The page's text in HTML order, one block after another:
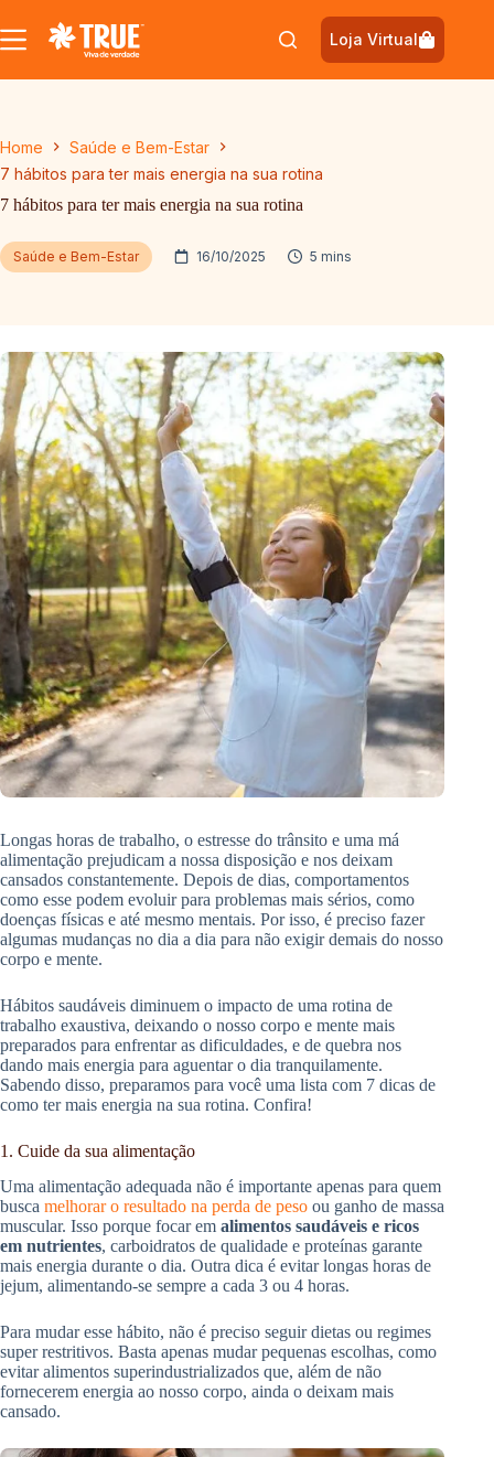
para
o
Loja Virtual
Home
Saúde e Bem-Estar
7 hábitos para ter mais energia na sua rotina
7 hábitos para ter mais energia na sua rotina
Saúde e Bem-Estar 16/10/2025 5 mins
Longas horas de trabalho, o estresse do trânsito e uma má
alimentação prejudicam a nossa disposição e nos deixam
cansados constantemente. Depois de dias, comportamentos
como esse podem evoluir para problemas mais sérios, como
doenças físicas e até mesmo mentais. Por isso, é preciso fazer
algumas mudanças no dia a dia para não exigir demais do nosso
corpo e mente.
Hábitos saudáveis diminuem o impacto de uma rotina de
trabalho exaustiva, deixando o nosso corpo e mente mais
preparados para enfrentar as dificuldades, e de quebra nos
dando mais energia para aguentar o dia tranquilamente.
Sabendo disso, preparamos para você uma lista com 7 dicas de
como ter mais energia na sua rotina. Confira!
1. Cuide da sua alimentação
Uma alimentação adequada não é importante apenas para quem
busca melhorar o resultado na perda de peso ou ganho de massa
muscular. Isso porque focar em alimentos saudáveis e ricos
em nutrientes, carboidratos de qualidade e proteínas garante
mais energia durante o dia. Outra dica é evitar longas horas de
jejum, alimentando-se sempre a cada 3 ou 4 horas.
Para mudar esse hábito, não é preciso seguir dietas ou regimes
super restritivos. Basta apenas mudar pequenas escolhas, como
evitar alimentos superindustrializados que, além de não
fornecerem energia ao nosso corpo, ainda o deixam mais
cansado.